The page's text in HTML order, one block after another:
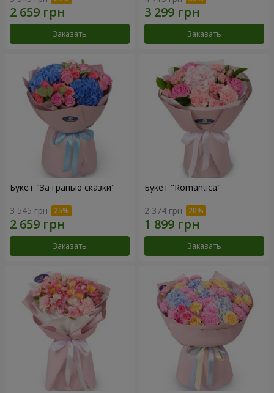
Заказать Заказать
Букет "За гранью сказки"
3 545 грн
Заказать
Букет "Romantica"
2 374 грн
Заказать